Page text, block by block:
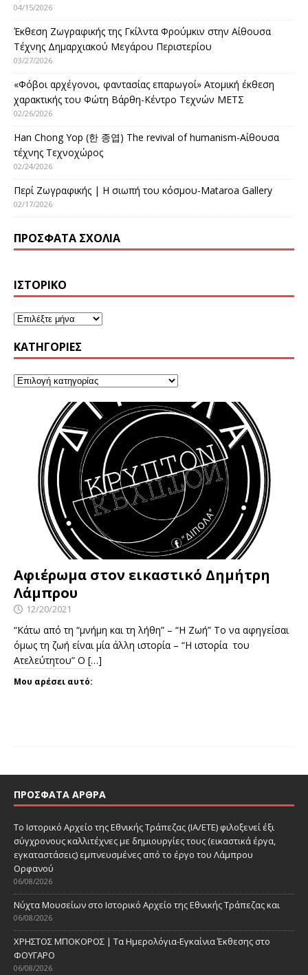
04/15/2026
Έκθεση Ζωγραφικής της Γκίλντα Φρούμκιν στην Αίθουσα
Τέχνης Δημαρχιακού Μεγάρου Περιστερίου
03/27/2026
«Φόβοι αρχέγονοι, φαντασίας επαρωγοί» Ατομική έκθεση
χαρακτικής του Φώτη Βάρθη-Κέντρο Τεχνών ΜΕΤΣ
02/26/2026
Han Chong Yop (한 종엽) The revival of humanism-Αίθουσα
τέχνης Τεχνοχώρος
02/24/2026
Περί Ζωγραφικής | Η σιωπή του κόσμου-Mataroa Gallery
02/17/2026
ΠΡΌΣΦΑΤΑ ΣΧΌΛΙΑ
ΙΣΤΟΡΙΚΌ
KΑΤΗΓΟΡΊΕΣ
Αφιέρωμα στον εικαστικό Δημήτρη
Λάμπρου
12/20/2021
“Κάτω από τη “μνήμη και τη λήθη” – “Η Ζωή” Το να αφηγείσαι
όμως τη ζωή είναι μία άλλη ιστορία – “Η ιστορία του
Ατελεύτητου” Ο […]
Μου αρέσει αυτό:
ΠΡΌΣΦΑΤΑ ΆΡΘΡΑ
Το Ιστορικό Αρχείο της Εθνικής Τράπεζας (ΙΑ/ΕΤΕ) φιλοξενεί έξι
σύγχρονους καλλιτέχνες με δημιουργίες τους (εικαστικά έργα,
εγκαταστάσεις) εμπνευσμένες από το έργο του Λάμπρου
Ορφανού
06/08/2026
Νύχτα Μουσείων στο Ιστορικό Αρχείο της Εθνικής Τράπεζας και
06/08/2026
ΧΡΗΣΤΟΣ ΜΠΟΚΟΡΟΣ | Τα Ημερολόγια-Εγκαίνια Έκθεσης στο
ΦΟΥΓΑΡΟ
06/08/2026